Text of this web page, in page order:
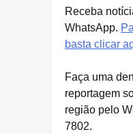
Receba
WhatsApp.
basta clicar
Faça uma
reportagem
região pelo
7802.